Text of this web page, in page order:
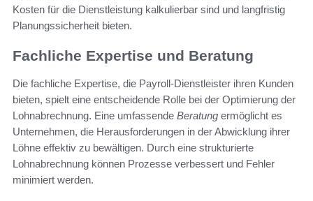
Kosten für die Dienstleistung kalkulierbar sind und langfristig
Planungssicherheit bieten.
Fachliche Expertise und Beratung
Die fachliche Expertise, die Payroll-Dienstleister ihren Kunden
bieten, spielt eine entscheidende Rolle bei der Optimierung der
Lohnabrechnung. Eine umfassende Beratung ermöglicht es
Unternehmen, die Herausforderungen in der Abwicklung ihrer
Löhne effektiv zu bewältigen. Durch eine strukturierte
Lohnabrechnung können Prozesse verbessert und Fehler
minimiert werden.